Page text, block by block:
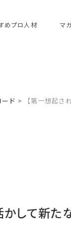
めプロ人材 マ
ド > 【第一想起さ
かして新た